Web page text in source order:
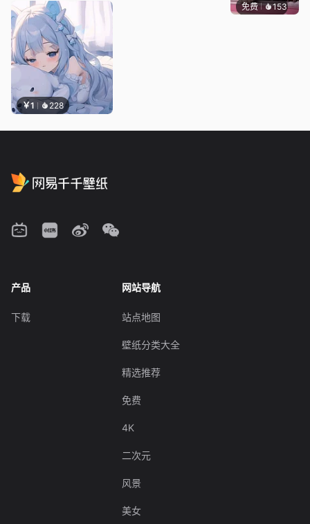
￥1 228
免费 153豆子
产品
下载
网站导航
站点地图
壁纸分类大全
精选推荐
免费
4K
二次元
风景
美女